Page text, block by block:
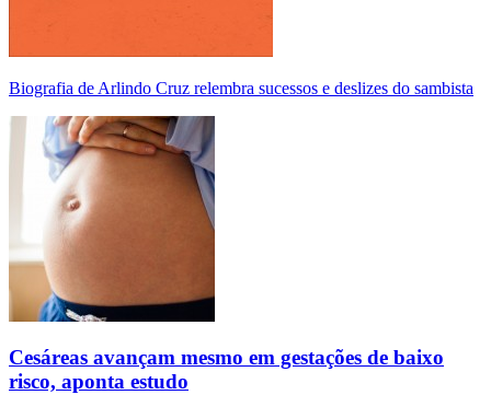
Biografia de Arlindo Cruz relembra sucessos e deslizes do sambista
Cesáreas avançam mesmo em gestações de baixo
risco, aponta estudo